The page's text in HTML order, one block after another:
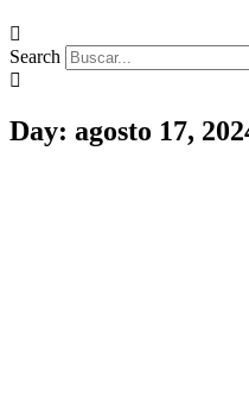
Search
Day: agosto 17,